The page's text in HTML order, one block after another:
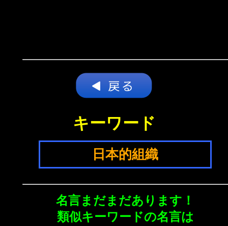
キーワード
日本的組織
名言まだまだあります！
類似キーワードの名言は